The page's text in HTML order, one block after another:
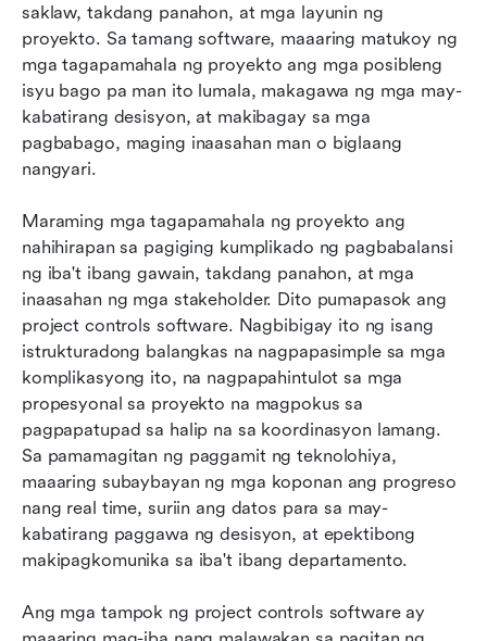
saklaw, takdang panahon, at mga layunin ng
proyekto. Sa tamang software, maaaring matukoy ng
mga tagapamahala ng proyekto ang mga posibleng
isyu bago pa man ito lumala, makagawa ng mga may-
kabatirang desisyon, at makibagay sa mga
pagbabago, maging inaasahan man o biglaang
nangyari.
Maraming mga tagapamahala ng proyekto ang
nahihirapan sa pagiging kumplikado ng pagbabalansi
ng iba't ibang gawain, takdang panahon, at mga
inaasahan ng mga stakeholder. Dito pumapasok ang
project controls software. Nagbibigay ito ng isang
istrukturadong balangkas na nagpapasimple sa mga
komplikasyong ito, na nagpapahintulot sa mga
propesyonal sa proyekto na magpokus sa
pagpapatupad sa halip na sa koordinasyon lamang.
Sa pamamagitan ng paggamit ng teknolohiya,
maaaring subaybayan ng mga koponan ang progreso
nang real time, suriin ang datos para sa may-
kabatirang paggawa ng desisyon, at epektibong
makipagkomunika sa iba't ibang departamento.
Ang mga tampok ng project controls software ay